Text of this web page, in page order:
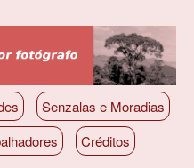
Senzalas e Moradias
Créditos